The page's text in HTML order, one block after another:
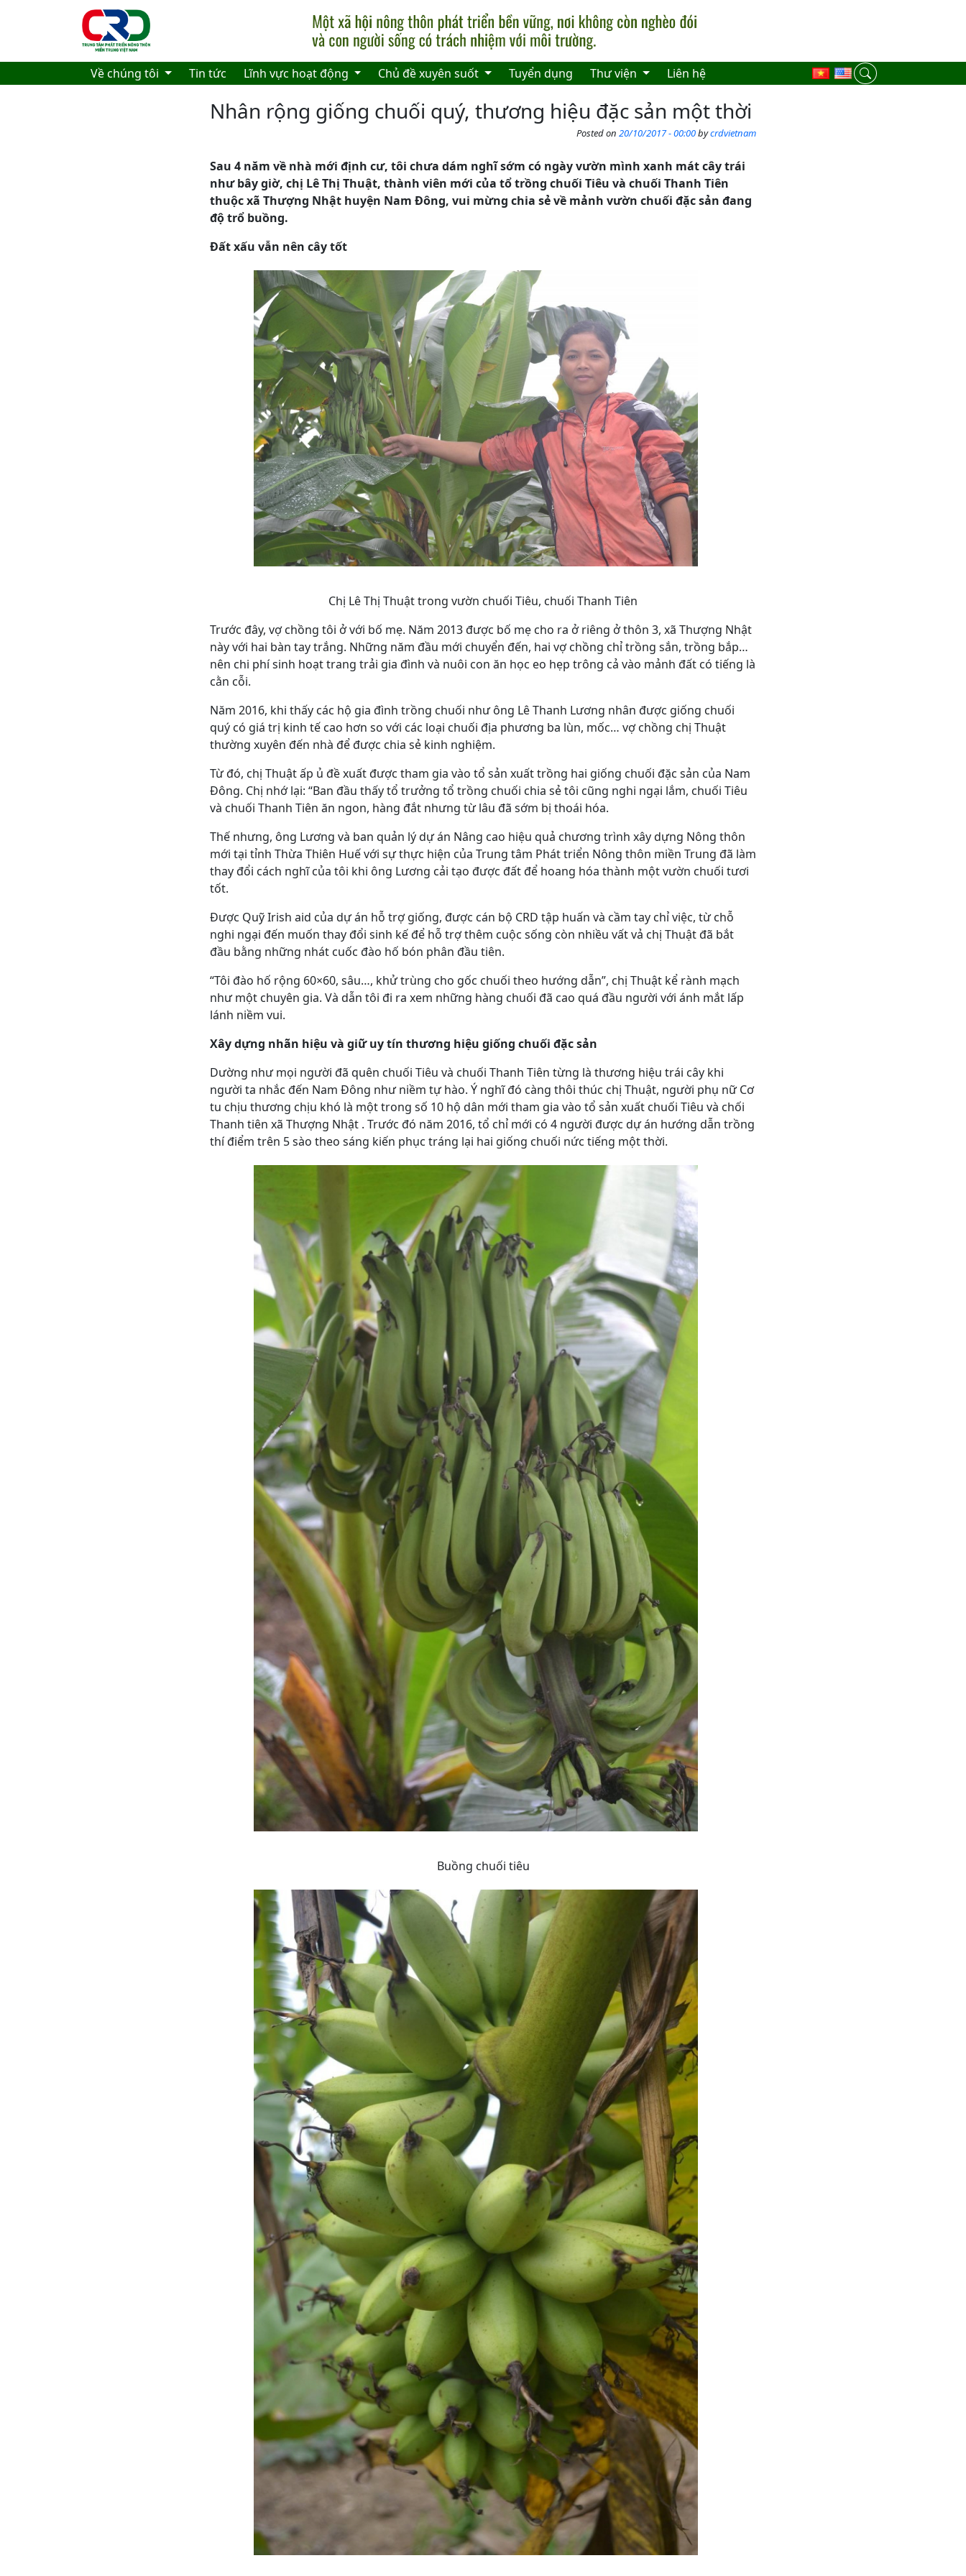
Skip to main content
Về chúng tôi Tin tức Lĩnh vực hoạt động Chủ đề xuyên suốt Tuyển dụng Thư viện Liên hệ
Nhân rộng giống chuối quý, thương hiệu đặc sản một thời
Posted on 20/10/2017 - 00:00bycrdvietnam
Sau 4 năm về nhà mới định cư, tôi chưa dám nghĩ sớm có ngày vườn mình xanh mát cây trái
như bây giờ, chị Lê Thị Thuật, thành viên mới của tổ trồng chuối Tiêu và chuối Thanh Tiên
thuộc xã Thượng Nhật huyện Nam Đông, vui mừng chia sẻ về mảnh vườn chuối đặc sản đang
độ trổ buồng.
Đất xấu vẫn nên cây tốt
Chị Lê Thị Thuật trong vườn chuối Tiêu, chuối Thanh Tiên
Trước đây, vợ chồng tôi ở với bố mẹ. Năm 2013 được bố mẹ cho ra ở riêng ở thôn 3, xã Thượng Nhật
này với hai bàn tay trắng. Những năm đầu mới chuyển đến, hai vợ chồng chỉ trồng sắn, trồng bắp…
nên chi phí sinh hoạt trang trải gia đình và nuôi con ăn học eo hẹp trông cả vào mảnh đất có tiếng là
cằn cỗi.
Năm 2016, khi thấy các hộ gia đình trồng chuối như ông Lê Thanh Lương nhân được giống chuối
quý có giá trị kinh tế cao hơn so với các loại chuối địa phương ba lùn, mốc… vợ chồng chị Thuật
thường xuyên đến nhà để được chia sẻ kinh nghiệm.
Từ đó, chị Thuật ấp ủ đề xuất được tham gia vào tổ sản xuất trồng hai giống chuối đặc sản của Nam
Đông. Chị nhớ lại: “Ban đầu thấy tổ trưởng tổ trồng chuối chia sẻ tôi cũng nghi ngại lắm, chuối Tiêu
và chuối Thanh Tiên ăn ngon, hàng đắt nhưng từ lâu đã sớm bị thoái hóa.
Thế nhưng, ông Lương và ban quản lý dự án Nâng cao hiệu quả chương trình xây dựng Nông thôn
mới tại tỉnh Thừa Thiên Huế với sự thực hiện của Trung tâm Phát triển Nông thôn miền Trung đã làm
thay đổi cách nghĩ của tôi khi ông Lương cải tạo được đất để hoang hóa thành một vườn chuối tươi
tốt.
Được Quỹ Irish aid của dự án hỗ trợ giống, được cán bộ CRD tập huấn và cầm tay chỉ việc, từ chỗ
nghi ngại đến muốn thay đổi sinh kế để hỗ trợ thêm cuộc sống còn nhiều vất vả chị Thuật đã bắt
đầu bằng những nhát cuốc đào hố bón phân đầu tiên.
“Tôi đào hố rộng 60×60, sâu…, khử trùng cho gốc chuối theo hướng dẫn”, chị Thuật kể rành mạch
như một chuyên gia. Và dẫn tôi đi ra xem những hàng chuối đã cao quá đầu người với ánh mắt lấp
lánh niềm vui.
Xây dựng nhãn hiệu và giữ uy tín thương hiệu giống chuối đặc sản
Dường như mọi người đã quên chuối Tiêu và chuối Thanh Tiên từng là thương hiệu trái cây khi
người ta nhắc đến Nam Đông như niềm tự hào. Ý nghĩ đó càng thôi thúc chị Thuật, người phụ nữ Cơ
tu chịu thương chịu khó là một trong số 10 hộ dân mới tham gia vào tổ sản xuất chuối Tiêu và chối
Thanh tiên xã Thượng Nhật . Trước đó năm 2016, tổ chỉ mới có 4 người được dự án hướng dẫn trồng
thí điểm trên 5 sào theo sáng kiến phục tráng lại hai giống chuối nức tiếng một thời.
Buồng chuối tiêu